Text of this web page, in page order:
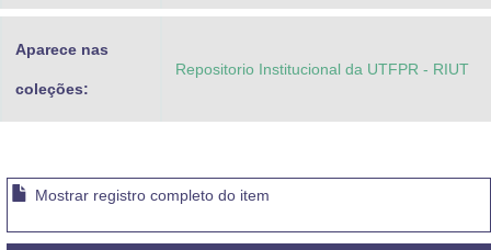
Aparece nas
coleções:
Repositorio Institucional da UTFPR - RIUT
Mostrar registro completo do item